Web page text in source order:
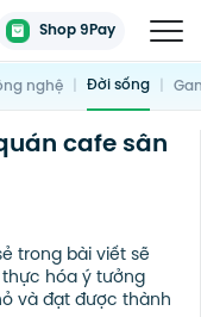
Shop 9Pay
nghệ | Đời sống |
cafe sân
trong bài viết sẽ
hóa ý tưởng
và đạt được thành